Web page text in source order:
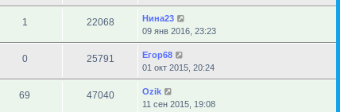
1 22068
Нина23
09 янв 2016, 23:23
0 25791
Егор68
01 окт 2015, 20:24
69 47040
Ozik
11 сен 2015, 19:08